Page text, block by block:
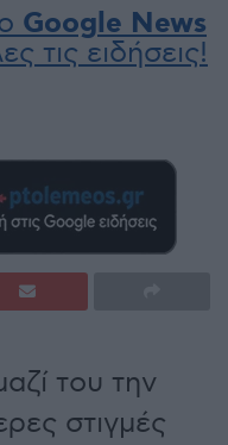
Google News
τις ειδήσεις!
του την
στιγμές